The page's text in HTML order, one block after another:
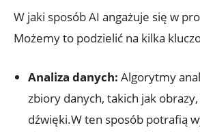
W jaki sposób AI angażuje się w
Możemy to podzielić na kilka
Analiza danych: Algorytmy
zbiory danych, takich jak
dźwięki.W ten sposób potrafią